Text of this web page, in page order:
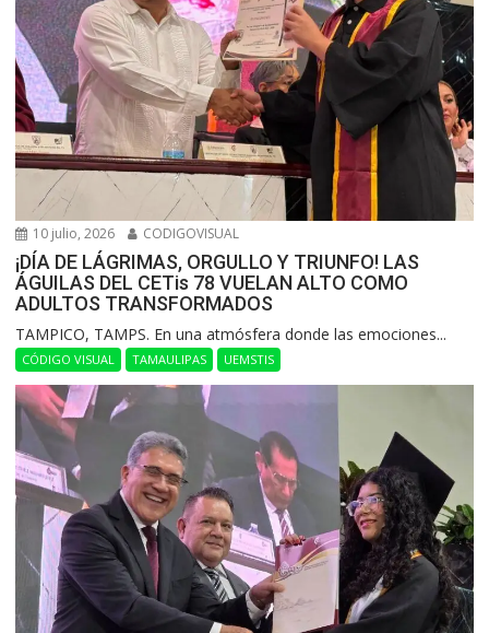
10 julio, 2026 CODIGOVISUAL
¡DÍA DE LÁGRIMAS, ORGULLO Y TRIUNFO! LAS
ÁGUILAS DEL CETis 78 VUELAN ALTO COMO
ADULTOS TRANSFORMADOS
​TAMPICO, TAMPS. En una atmósfera donde las emociones...
CÓDIGO VISUAL TAMAULIPAS UEMSTIS